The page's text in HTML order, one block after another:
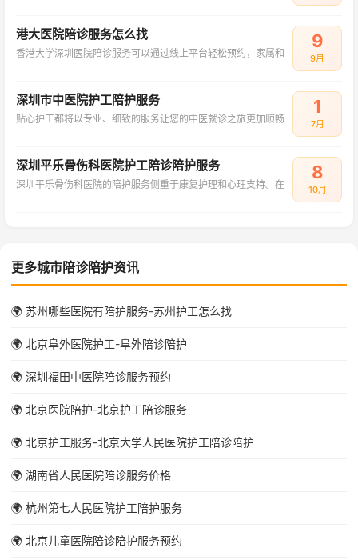
港大医院陪诊服务怎么找
香港大学深圳医院陪诊服务可以通过线上平台轻松预约，家属和
9
9月
深圳市中医院护工陪护服务
贴心护工都将以专业、细致的服务让您的中医就诊之旅更加顺畅
1
7月
深圳平乐骨伤科医院护工陪诊陪护服务
深圳平乐骨伤科医院的陪护服务侧重于康复护理和心理支持。在
8
10月
更多城市陪诊陪护资讯
🌍 苏州哪些医院有陪护服务-苏州护工怎么找
🌍 北京阜外医院护工-阜外陪诊陪护
🌍 深圳福田中医院陪诊服务预约
🌍 北京医院陪护-北京护工陪诊服务
🌍 北京护工服务-北京大学人民医院护工陪诊陪护
🌍 湖南省人民医院陪诊服务价格
🌍 杭州第七人民医院护工陪护服务
🌍 北京儿童医院陪诊陪护服务预约